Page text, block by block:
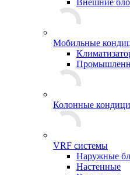
Внешние
Мобильные
Колонные
VRF системы
Наружные
Настенные